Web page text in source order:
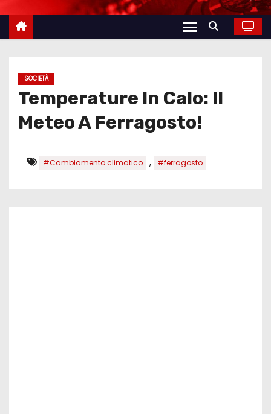
SOCIETÀ
Temperature In Calo: Il
Meteo A Ferragosto!
#Cambiamento climatico , #ferragosto